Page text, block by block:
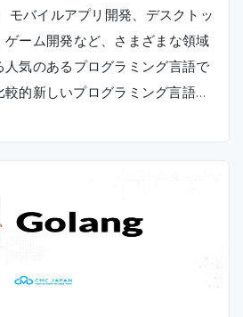
モバイルアプリ開発、デスクトッ
ーム開発など、さまざまな領域
気のあるプログラミング言語で
的新しいプログラミング言語で
ています。この記事では、Kotli